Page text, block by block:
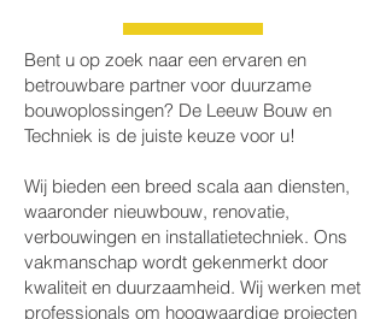
Bent u op zoek naar een ervaren en
betrouwbare partner voor duurzame
bouwoplossingen? De Leeuw Bouw en
Techniek is de juiste keuze voor u!
Wij bieden een breed scala aan diensten,
waaronder nieuwbouw, renovatie,
verbouwingen en installatietechniek. Ons
vakmanschap wordt gekenmerkt door
kwaliteit en duurzaamheid. Wij werken met
professionals om hoogwaardige projecten